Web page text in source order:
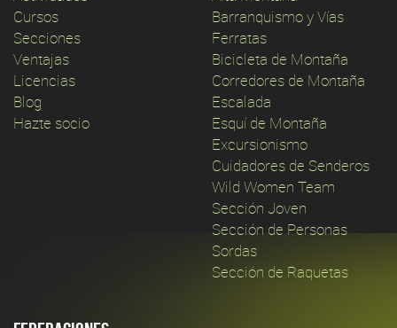
Cursos
Secciones
Ventajas
Licencias
Blog
Hazte socio
Barranquismo y Vías
Ferratas
Bicicleta de Montaña
Corredores de Montaña
Escalada
Esquí de Montaña
Excursionismo
Cuidadores de Senderos
Wild Women Team
Sección Joven
Sección de Personas
Sordas
Sección de Raquetas